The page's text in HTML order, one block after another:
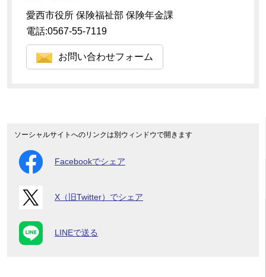
愛西市役所 保険福祉部 保険年金課
電話:0567-55-7119
お問い合わせフォーム
ソーシャルサイトへのリンクは別ウィンドウで開きます
Facebookでシェア
X（旧Twitter）でシェア
LINEで送る